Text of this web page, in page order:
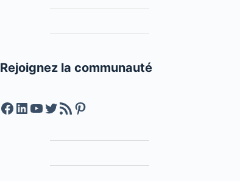
Rejoignez la communauté
Facebook
LinkedIn
YouTube
Twitter
Feed RSSPinterest